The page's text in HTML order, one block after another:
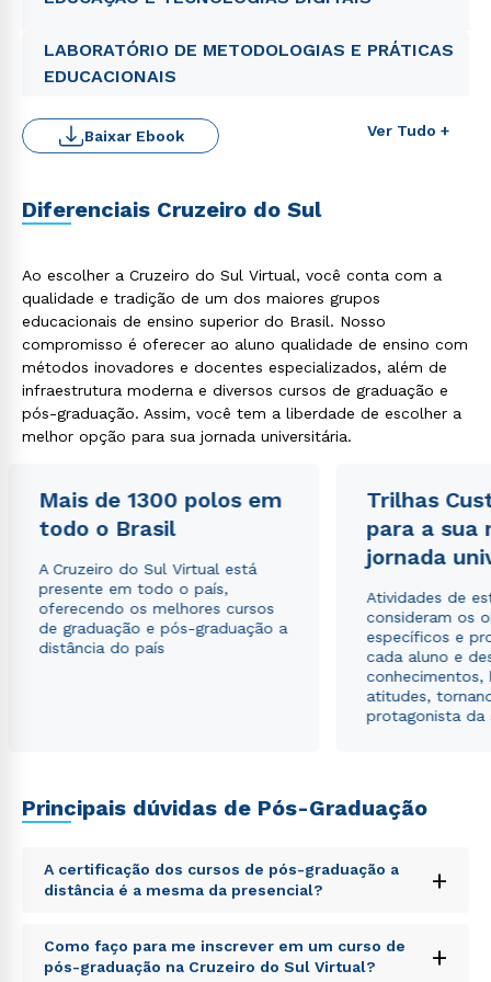
LABORATÓRIO DE METODOLOGIAS E PRÁTICAS
EDUCACIONAIS
Ver Tudo +
Baixar Ebook
Diferenciais Cruzeiro do Sul
Ao escolher a Cruzeiro do Sul Virtual, você conta com a
qualidade e tradição de um dos maiores grupos
educacionais de ensino superior do Brasil. Nosso
compromisso é oferecer ao aluno qualidade de ensino com
métodos inovadores e docentes especializados, além de
infraestrutura moderna e diversos cursos de graduação e
pós-graduação. Assim, você tem a liberdade de escolher a
melhor opção para sua jornada universitária.
Mais de 1300 polos em
todo o Brasil
A Cruzeiro do Sul Virtual está
presente em todo o país,
oferecendo os melhores cursos
de graduação e pós-graduação a
distância do país
Trilhas
para a sua
jornada
Atividades de
consideram os
específicos e
cada aluno e
conhecimentos,
atitudes,
protagonista da
Principais dúvidas de Pós-Graduação
A certificação dos cursos de pós-graduação a
distância é a mesma da presencial?
+
Sed ut perspiciatis unde omnis iste natus error sit
voluptatem accusantium doloremque laudantium,
Como faço para me inscrever em um curso de
pós-graduação na Cruzeiro do Sul Virtual?
+
WhatsApp
ou
autorizo que meus dados sejam utilizados para o
envio de conteúdos da Cruzeiro do Sul.